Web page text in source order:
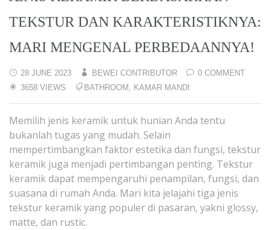
TEKSTUR DAN KARAKTERISTIKNYA:
MARI MENGENAL PERBEDAANNYA!
28 JUNE 2023 BEWEI CONTRIBUTOR
0 COMMENT
3658 VIEWS
BATHROOM , KAMAR MANDI
Memilih jenis keramik untuk hunian Anda tentu
bukanlah tugas yang mudah. Selain
mempertimbangkan faktor estetika dan fungsi, tekstur
keramik juga menjadi pertimbangan penting. Tekstur
keramik dapat mempengaruhi penampilan, fungsi, dan
suasana di rumah Anda. Mari kita jelajahi tiga jenis
tekstur keramik yang populer di pasaran, yakni glossy,
matte, dan rustic.